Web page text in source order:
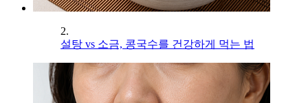
2.
설탕 vs 소금, 콩국수를 건강하게 먹는 법